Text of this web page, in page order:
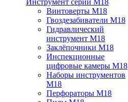
Инструмент серии M18
Винтоверты M18
Гвоздезабиватели M18
Гидравлический
инструмент M18
Заклёпочники M18
Инспекционные
цифровые камеры M18
Наборы инструментов
M18
Перфораторы M18